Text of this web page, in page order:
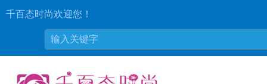
千百态时尚欢迎您！